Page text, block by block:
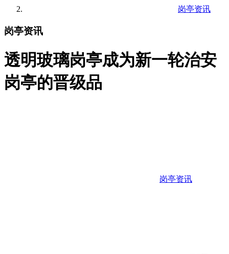
岗亭资讯
岗亭资讯
透明玻璃岗亭成为新一轮治安
岗亭的晋级品
岗亭资讯